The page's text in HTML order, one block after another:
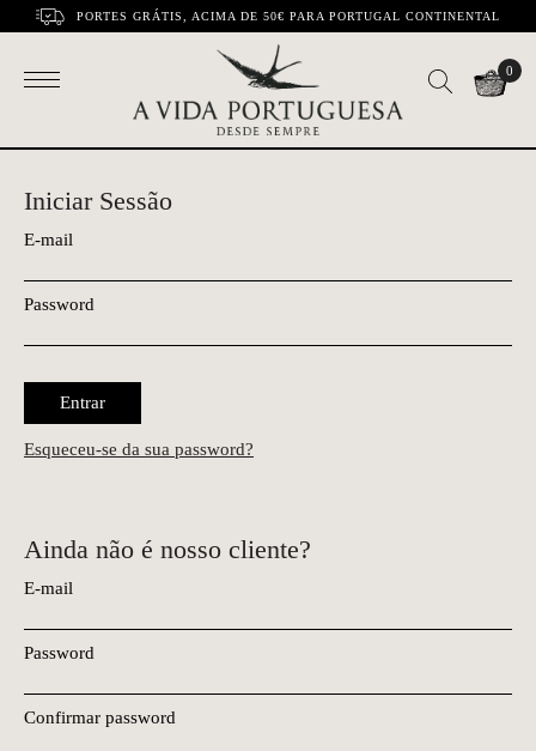
PORTES GRÁTIS, ACIMA DE 50€ PARA PORTUGAL CONTINENTAL
0
Iniciar Sessão
E-mail
Password
Entrar
Esqueceu-se da sua password?
Ainda não é nosso cliente?
E-mail
Password
Confirmar password